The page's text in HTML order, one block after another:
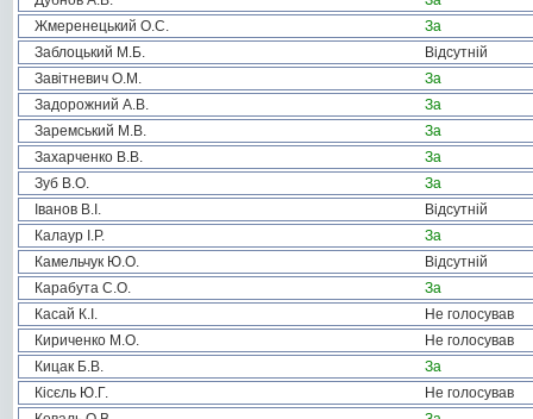
Жмеренецький О.С.
За
Заблоцький М.Б.
Відсутній
Завітневич О.М.
За
Задорожний А.В.
За
Заремський М.В.
За
Захарченко В.В.
За
Зуб В.О.
За
Іванов В.І.
Відсутній
Калаур І.Р.
За
Камельчук Ю.О.
Відсутній
Карабута С.О.
За
Касай К.І.
Не голосував
Кириченко М.О.
Не голосував
Кицак Б.В.
За
Кісєль Ю.Г.
Не голосував